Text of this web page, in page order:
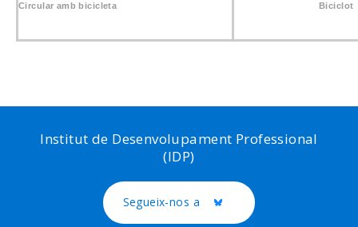
Circular amb bicicleta Biciclot
Institut de Desenvolupament Professional
(IDP)
Segueix-nos a Twitter